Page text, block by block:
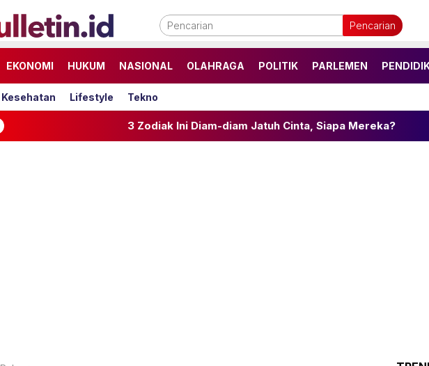
Pencarian
EKONOMI HUKUM NASIONAL OLAHRAGA POLITIK PARLEMEN
Kesehatan Lifestyle Tekno
3 Zodiak Ini Diam-diam Jatuh Cinta, Siapa Mereka? Syarat